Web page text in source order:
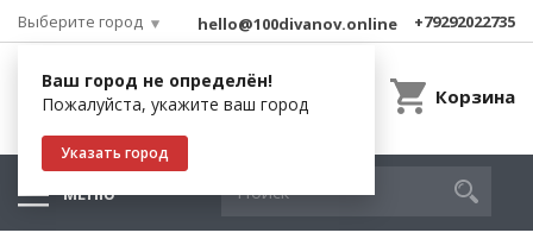
Выберите город
Ваш город не определён!
Пожалуйста, укажите ваш город
Указать город
hello@100divanov.online +79292022735
Корзина
МЕНЮ